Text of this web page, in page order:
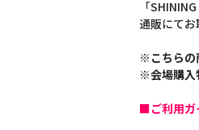
「
通販にてお
※こちらの
※会場購入
■ご利用ガ